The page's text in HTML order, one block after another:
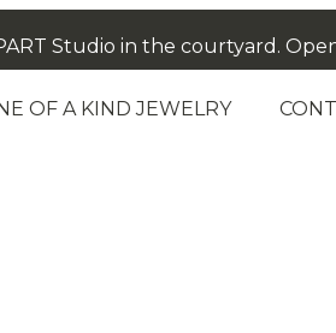
Studio in the courtyard. Open:
OF A KIND JEWELRY